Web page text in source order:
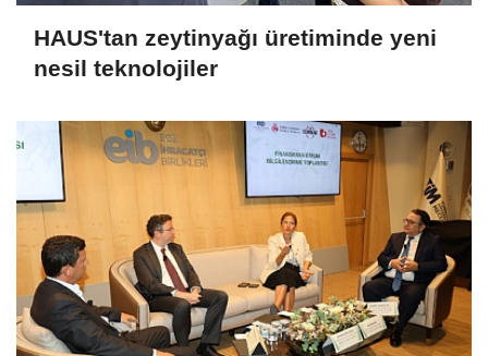
HAUS'tan zeytinyağı üretiminde yeni
nesil teknolojiler